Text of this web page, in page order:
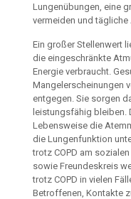
Lungenübungen, eine
vermeidenund tägliche
Ein großer Stellenwert
die eingeschränkte
Energieverbraucht.
Mangelerscheinungen
entgegen. Sie sorgen
leistungsfähig bleiben.
Lebensweise die
die Lungenfunktion
trotz COPD am
sowie Freundeskreis
trotz COPD in vielen
Betroffenen, Kontakte